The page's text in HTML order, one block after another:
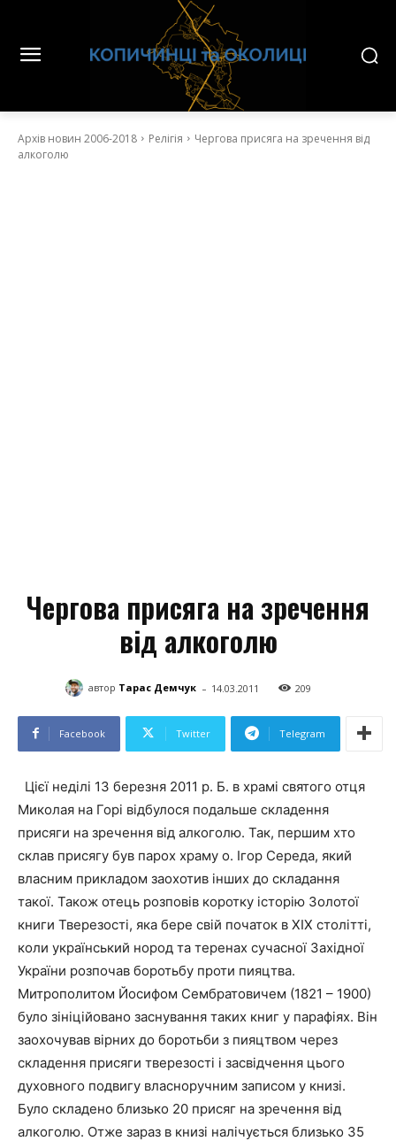
Архів новин 2006-2018 Релігія
Чергова присяга на зречення від
алкоголю
Чергова присяга на зречення
від алкоголю
автор Тарас Демчук - 14.03.2011 209
Facebook Twitter Telegram
Цієї неділі 13 березня 2011 р. Б. в храмі святого отця
Миколая на Горі відбулося подальше складення
присяги на зречення від алкоголю. Так, першим хто
склав присягу був парох храму о. Ігор Середа, який
власним прикладом заохотив інших до складання
такої. Також отець розповів коротку історію Золотої
книги Тверезості, яка бере свій початок в ХІХ столітті,
коли український нород та теренах сучасної Західної
України розпочав боротьбу проти пияцтва.
Митрополитом Йосифом Сембратовичем (1821 – 1900)
було зініційовано заснування таких книг у парафіях. Він
заохочував вірних до боротьби з пияцтвом через
складення присяги тверезості і засвідчення цього
духовного подвигу власноручним записом у книзі.
Було складено близько 20 присяг на зречення від
алкоголю. Отже зараз в книзі налічується близько 35